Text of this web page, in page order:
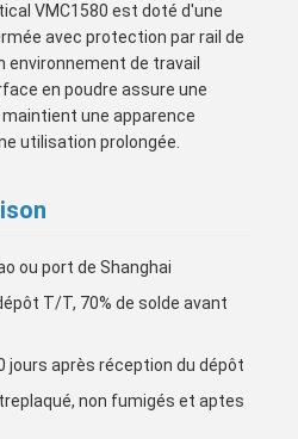
VMC1580 est doté d'une
avec protection par rail de
environnement de travail
en poudre assure une
une apparence
utilisation prolongée.
ou port de Shanghai
T/T, 70% de solde avant
jours après réception du dépôt
non fumigés et aptes